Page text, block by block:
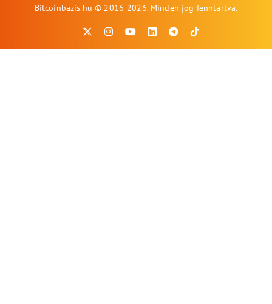
Bitcoinbazis.hu © 2016-2026. Minden jog fenntartva.